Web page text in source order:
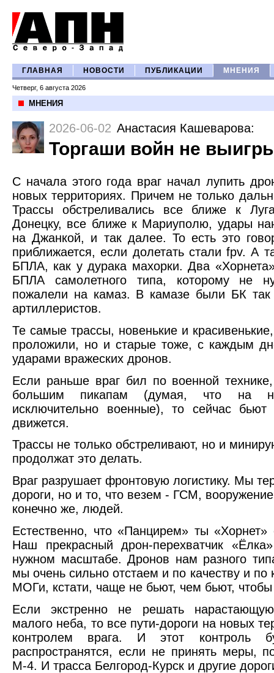
ГЛАВНАЯ НОВОСТИ ПУБЛИКАЦИИ МНЕНИЯ
Четверг, 6 августа 2026
МНЕНИЯ
2026-06-02 Анастасия Кашеварова:
Торгаши войн не
С начала этого года враг начал лупить
новых территориях. Причем не только
Трассы обстреливались все ближе к
Донецку, все ближе к Мариуполю, удары
на Джанкой, и так далее. То есть это
приближается, если долетать стали fpv. А
БПЛА, как у дурака махорки. Два
БПЛА самолетного типа, которому не
пожалели на камаз. В камазе были БК
артиллеристов.
Те самые трассы, новенькие и
проложили, но и старые тоже, с каждым
ударами вражеских дронов.
Если раньше враг бил по военной
большим пикапам (думая, что на
исключительно военные), то сейчас
движется.
Трассы не только обстреливают, но и
продолжат это делать.
Враг разрушает фронтовую логистику. Мы
дороги, но и то, что везем - ГСМ,
конечно же, людей.
Естественно, что «Панцирем» ты
Наш прекрасный дрон-перехватчик
нужном масштабе. Дронов нам разного
мы очень сильно отстаем и по качеству и по
МОГи, кстати, чаще не бьют, чем бьют,
Если экстренно не решать
малого неба, то все пути-дороги на новых
контролем врага. И этот контроль
распространятся, если не принять меры,
М-4. И трасса Белгород-Курск и другие